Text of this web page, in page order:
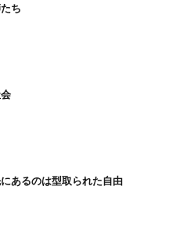
ち
あるのは型取られた自由